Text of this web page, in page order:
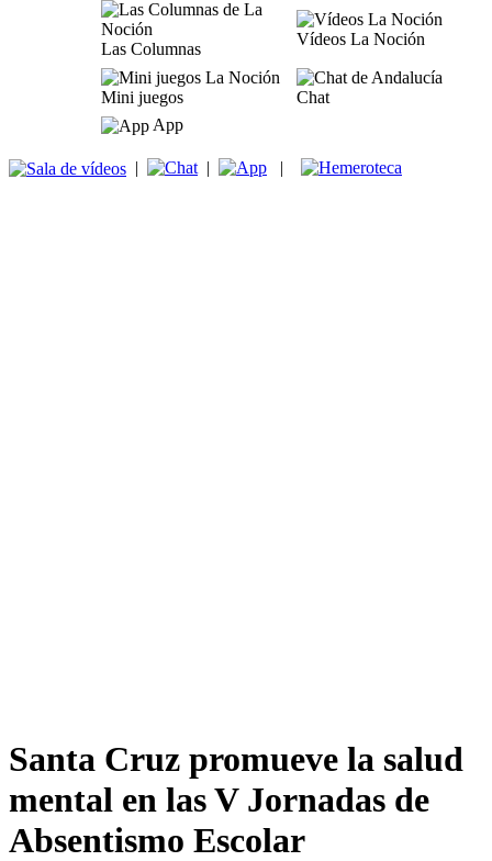
Las Columnas
Vídeos La Noción
Mini juegos
Chat
App
| | |
Santa Cruz promueve la salud
mental en las V Jornadas de
Absentismo Escolar